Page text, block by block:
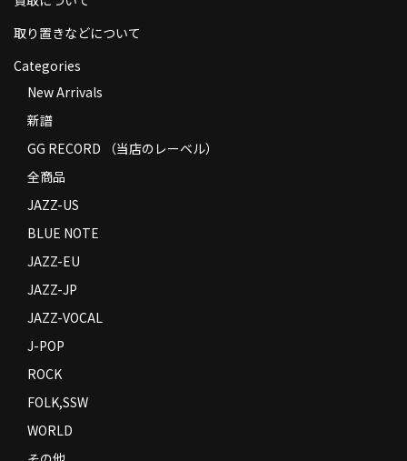
Privacy Policy
特定商取引法に基づく表示
取り置きなどについて
Categories
New Arrivals
新譜
GG RECORD （当店のレーベル）
全商品
JAZZ-US
BLUE NOTE
JAZZ-EU
JAZZ-JP
JAZZ-VOCAL
J-POP
ROCK
FOLK,SSW
WORLD